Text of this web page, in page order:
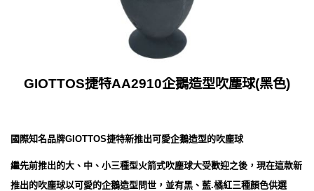
GIOTTOS捷特AA2910企鵝造型吹塵球(黑色)
國際知名品牌GIOTTOS捷特新推出可愛企鵝造型的吹塵球
繼先前推出的大、中、小三種型火箭式吹塵球大受歡迎之後，現在這款新
推出的吹塵球以可愛的企鵝造型問世，並有黑、藍.橘紅三種顏色供選